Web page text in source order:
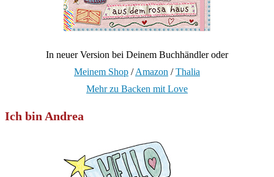
In neuer Version bei Deinem Buchhändler oder
Meinem Shop /Amazon /Thalia
Mehr zu Backen mit Love
Ich bin Andrea